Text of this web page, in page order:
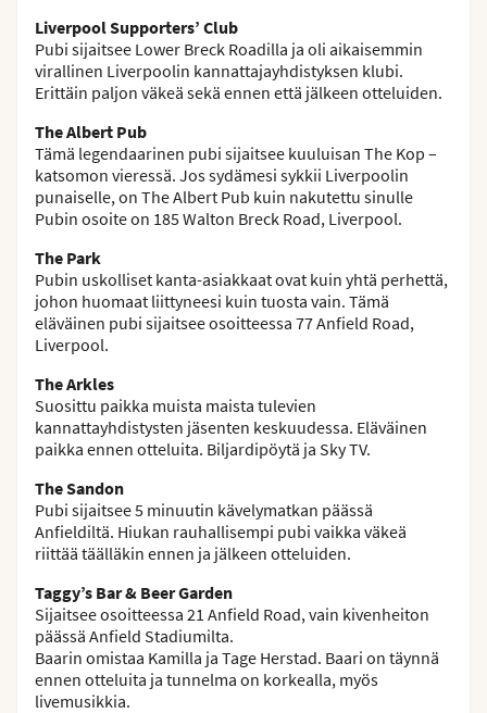
Liverpool Supporters’ Club
Pubi sijaitsee Lower Breck Roadilla ja oli aikaisemmin
virallinen Liverpoolin kannattajayhdistyksen klubi.
Erittäin paljon väkeä sekä ennen että jälkeen otteluiden.
The Albert Pub
Tämä legendaarinen pubi sijaitsee kuuluisan The Kop –
katsomon vieressä. Jos sydämesi sykkii Liverpoolin
punaiselle, on The Albert Pub kuin nakutettu sinulle
Pubin osoite on 185 Walton Breck Road, Liverpool.
The Park
Pubin uskolliset kanta-asiakkaat ovat kuin yhtä perhettä,
johon huomaat liittyneesi kuin tuosta vain. Tämä
eläväinen pubi sijaitsee osoitteessa 77 Anfield Road,
Liverpool.
The Arkles
Suosittu paikka muista maista tulevien
kannattayhdistysten jäsenten keskuudessa. Eläväinen
paikka ennen otteluita. Biljardipöytä ja Sky TV.
The Sandon
Pubi sijaitsee 5 minuutin kävelymatkan päässä
Anfieldiltä. Hiukan rauhallisempi pubi vaikka väkeä
riittää täälläkin ennen ja jälkeen otteluiden.
Taggy’s Bar & Beer Garden
Sijaitsee osoitteessa 21 Anfield Road, vain kivenheiton
päässä Anfield Stadiumilta.
Baarin omistaa Kamilla ja Tage Herstad. Baari on täynnä
ennen otteluita ja tunnelma on korkealla, myös
livemusikkia.